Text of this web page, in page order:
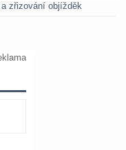
zřizování objížděk